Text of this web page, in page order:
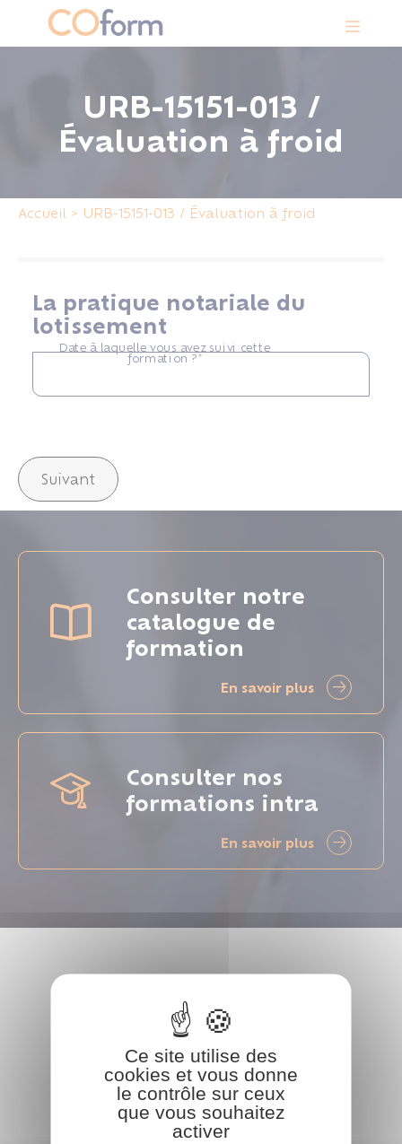
URB-15151-013 /
Évaluation à froid
Accueil > URB-15151-013 / Évaluation à froid
La pratique notariale du
lotissement
Date à laquelle vous avez suivi cette
formation ?*
Suivant
Consulter notre
catalogue de
formation
En savoir plus
Consulter nos
formations intra
En savoir plus
Panneau de gestion des cookies
Ce site utilise des
cookies et vous donne
le contrôle sur ceux
que vous souhaitez
activer